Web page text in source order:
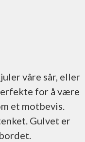
våre sår, eller
for å være
et motbevis.
Gulvet er